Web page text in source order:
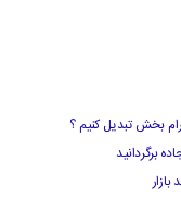
بخش تبدیل کنیم ؟
برگردانید